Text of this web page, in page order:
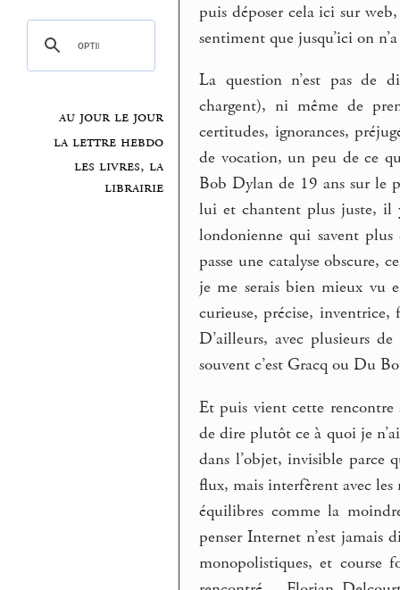
au jour le jour
la lettre hebdo
les livres, la
librairie
puis déposer cela ici sur
sentiment que jusqu’ici on
La question n’est pas de
chargent), ni même de
certitudes, ignorances,
de vocation, un peu de ce
Bob Dylan de 19 ans sur le
lui et chantent plus juste, il
londonienne qui savent
passe une catalyse obscure,
je me serais bien mieux vu
curieuse, précise,
D’ailleurs, avec plusieurs
souvent c’est Gracq ou Du
Et puis vient cette rencontre
de dire plutôt ce à quoi je
dans l’objet, invisible parce
flux, mais interfèrent avec les
équilibres comme la
penser Internet n’est jamais
monopolistiques, et course